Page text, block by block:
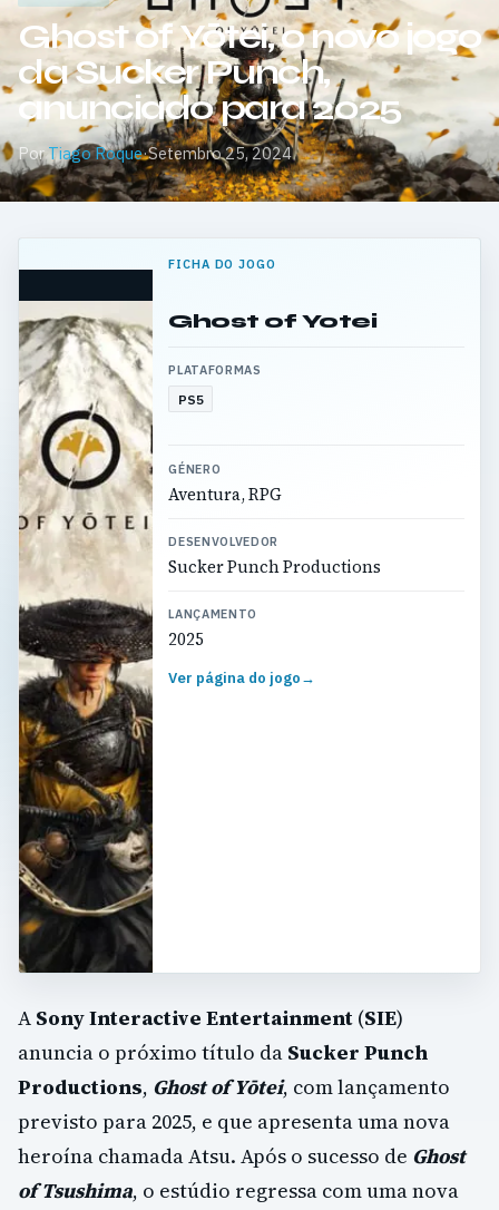
Ghost of Yōtei, o novo jogo
da Sucker Punch,
anunciado para 2025
Por Tiago Roque·Setembro 25, 2024
FICHA DO JOGO
Ghost of Yotei
PLATAFORMAS
PS5
GÉNERO
Aventura, RPG
DESENVOLVEDOR
Sucker Punch Productions
LANÇAMENTO
2025
Ver página do jogo→
A Sony Interactive Entertainment (SIE)
anuncia o próximo título da Sucker Punch
Productions, Ghost of Yōtei, com lançamento
previsto para 2025, e que apresenta uma nova
heroína chamada Atsu. Após o sucesso de Ghost
of Tsushima, o estúdio regressa com uma nova